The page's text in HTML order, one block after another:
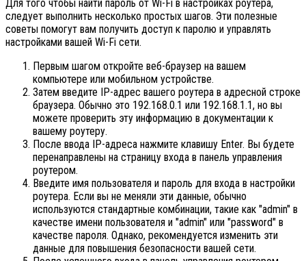
Для того чтобы найти пароль от Wi-Fi в настройках роутера,
следует выполнить несколько простых шагов. Эти полезные
советы помогут вам получить доступ к паролю и управлять
настройками вашей Wi-Fi сети.
Первым шагом откройте веб-браузер на вашем
компьютере или мобильном устройстве.
Затем введите IP-адрес вашего роутера в адресной строке
браузера. Обычно это 192.168.0.1 или 192.168.1.1, но вы
можете проверить эту информацию в документации к
вашему роутеру.
После ввода IP-адреса нажмите клавишу Enter. Вы будете
перенаправлены на страницу входа в панель управления
роутером.
Введите имя пользователя и пароль для входа в настройки
роутера. Если вы не меняли эти данные, обычно
используются стандартные комбинации, такие как "admin" в
качестве имени пользователя и "admin" или "password" в
качестве пароля. Однако, рекомендуется изменить эти
данные для повышения безопасности вашей сети.